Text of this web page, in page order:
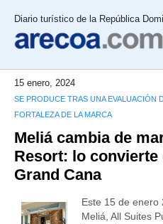
Diario turístico de la República
15 enero, 2024
SE PRODUCE TRAS UNA EVALUACIÓN
FORTALEZA DE LA MARCA
Meliá cambia de
Resort: lo convierte
Grand Cana
Este 15 de enero
Meliá, All Suites